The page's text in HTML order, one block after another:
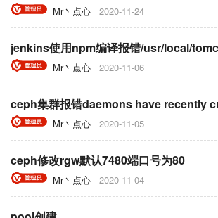
Mr丶点心 2020-11-24
Mr丶点心 2020-11-06
Mr丶点心 2020-11-05
ceph修改rgw默认7480端口号为80
Mr丶点心 2020-11-04